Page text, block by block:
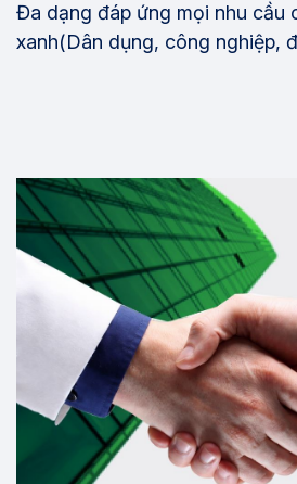
Đa dạng đáp ứng mọi nhu cầu
xanh(Dân dụng, công nghiệp,